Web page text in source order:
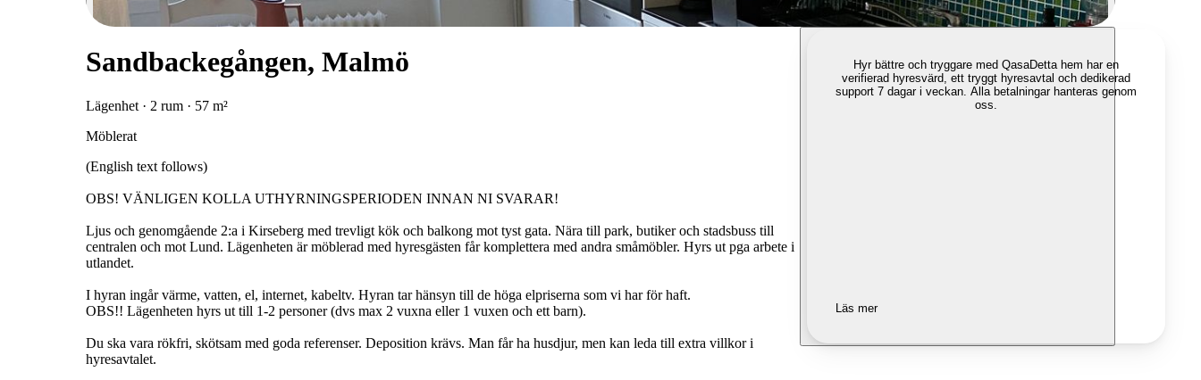
Sandbackegången, Malmö
Lägenhet · 2 rum · 57 m²
Möblerat
(English text follows)
OBS! VÄNLIGEN KOLLA UTHYRNINGSPERIODEN INNAN NI SVARAR!
Ljus och genomgående 2:a i Kirseberg med trevligt kök och balkong mot tyst gata. Nära till park, butiker och stadsbuss till
centralen och mot Lund. Lägenheten är möblerad med hyresgästen får komplettera med andra småmöbler. Hyrs ut pga arbete i
utlandet.
I hyran ingår värme, vatten, el, internet, kabeltv. Hyran tar hänsyn till de höga elpriserna som vi har för haft.
OBS!! Lägenheten hyrs ut till 1-2 personer (dvs max 2 vuxna eller 1 vuxen och ett barn).
Du ska vara rökfri, skötsam med goda referenser. Deposition krävs. Man får ha husdjur, men kan leda till extra villkor i
hyresavtalet.
Hyr bättre och tryggare med QasaDetta hem har en
verifierad hyresvärd, ett tryggt hyresavtal och dedikerad
support 7 dagar i veckan. Alla betalningar hanteras genom
oss.
Läs mer